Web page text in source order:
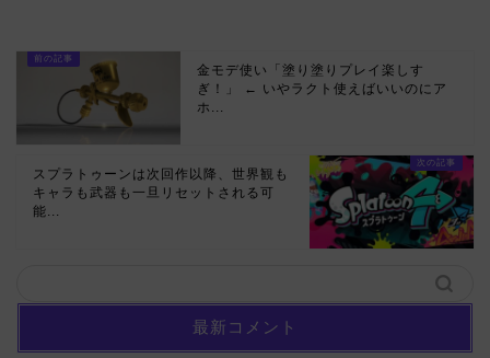
金モデ使い「塗り塗りプレイ楽しす
ぎ！」 ← いやラクト使えばいいのにア
ホ...
スプラトゥーンは次回作以降、世界観も
キャラも武器も一旦リセットされる可
能...
最新コメント